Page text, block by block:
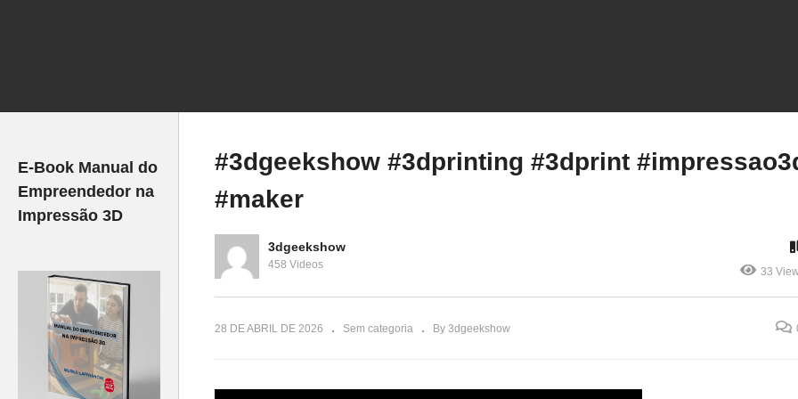
Fazenda de Impressoras 3D
#3dprint #impressão3d
#3dprint #impressao3d
E-Book Manual do
Empreendedor na
Impressão 3D
#3dgeekshow #3dprinting #3dprint
#maker
3dgeekshow
458 Videos
33
28 DE ABRIL DE 2026 Sem categoria By 3dgeekshow